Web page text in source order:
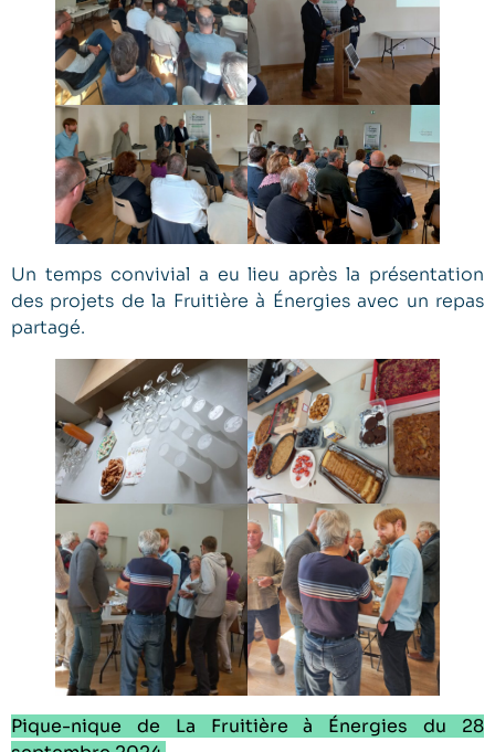
Un temps convivial a eu lieu après la présentation
des projets de la Fruitière à Énergies avec un repas
partagé.
Pique-nique de La Fruitière à Énergies du 28